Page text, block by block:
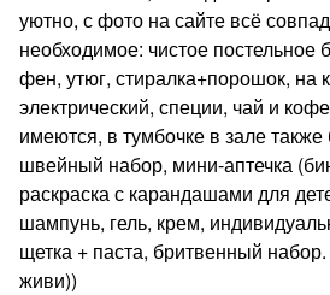
уютно, с фото на сайте всё
необходимое: чистое постельное
фен, утюг, стиралка+порошок, на
электрический, специи, чай и
имеются, в тумбочке в зале
швейный набор, мини-аптечка
раскраска с карандашами для
шампунь, гель, крем,
щетка + паста, бритвенный
живи))